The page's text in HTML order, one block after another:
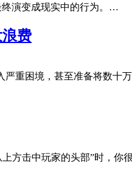
终演变成现实中的行为。…
费
重困境，甚至准备将数
方击中玩家的头部”时，